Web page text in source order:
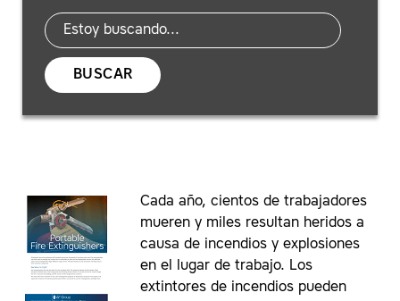
BUSCAR
Cada año, cientos de trabajadores
mueren y miles resultan heridos a
causa de incendios y explosiones
en el lugar de trabajo. Los
extintores de incendios pueden